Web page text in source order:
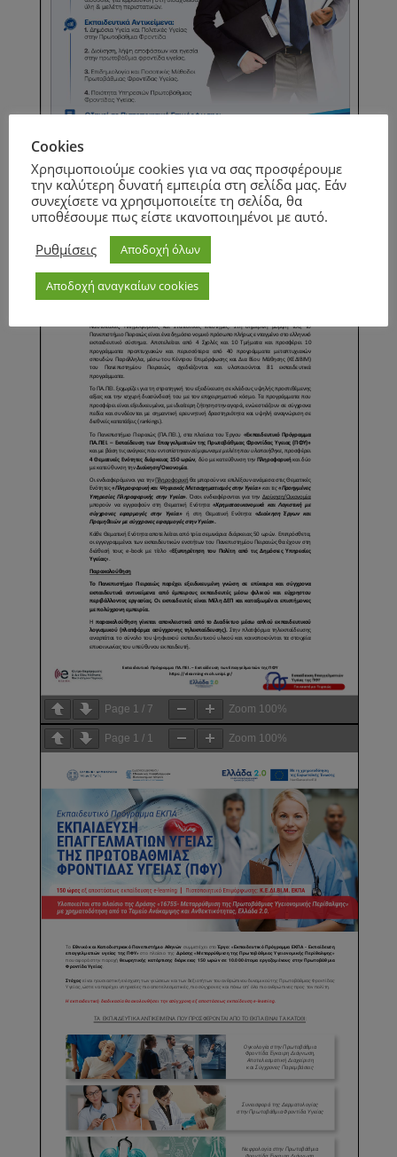
Page1/1 Zoom100%
Page 1 / 7 Zoom 100%
Page 1 / 1 Zoom 100%
Cookies
Χρησιμοποιούμε cookies για να σας προσφέρουμε
την καλύτερη δυνατή εμπειρία στη σελίδα μας. Εάν
συνεχίσετε να χρησιμοποιείτε τη σελίδα, θα
υποθέσουμε πως είστε ικανοποιημένοι με αυτό.
Ρυθμίσεις
Αποδοχή όλων
Αποδοχή αναγκαίων cookies